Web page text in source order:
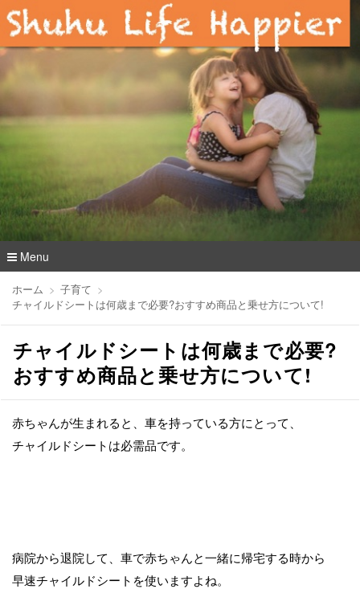
Menu
ン
動
ホーム
子育て
チャイルドシートは何歳まで必要?おすすめ商品と乗せ方について!
チャイルドシートは何歳まで必要?
おすすめ商品と乗せ方について!
赤ちゃんが生まれると、車を持っている方にとって、
チャイルドシートは必需品です。
病院から退院して、車で赤ちゃんと一緒に帰宅する時から
早速チャイルドシートを使いますよね。